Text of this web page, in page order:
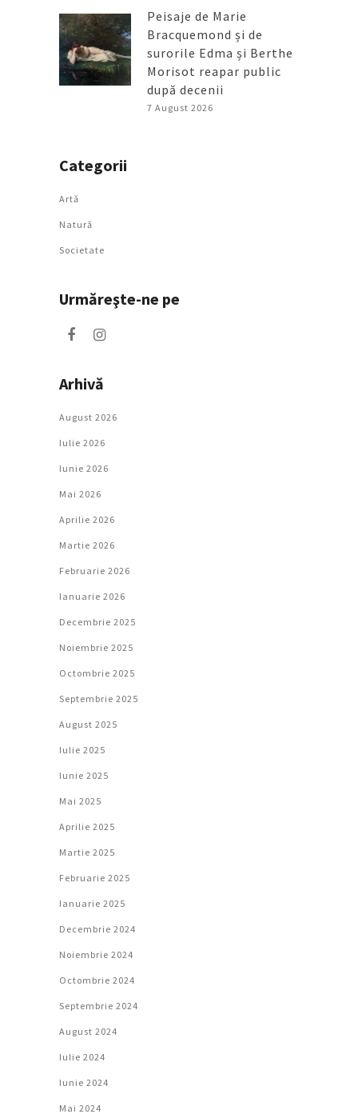
Peisaje de Marie
Bracquemond și de
surorile Edma și Berthe
Morisot reapar public
după decenii
7 August 2026
Categorii
Artǎ
Natură
Societate
Urmăreşte-ne pe
Arhivă
August 2026
Iulie 2026
Iunie 2026
Mai 2026
Aprilie 2026
Martie 2026
Februarie 2026
Ianuarie 2026
Decembrie 2025
Noiembrie 2025
Octombrie 2025
Septembrie 2025
August 2025
Iulie 2025
Iunie 2025
Mai 2025
Aprilie 2025
Martie 2025
Februarie 2025
Ianuarie 2025
Decembrie 2024
Noiembrie 2024
Octombrie 2024
Septembrie 2024
August 2024
Iulie 2024
Iunie 2024
Mai 2024